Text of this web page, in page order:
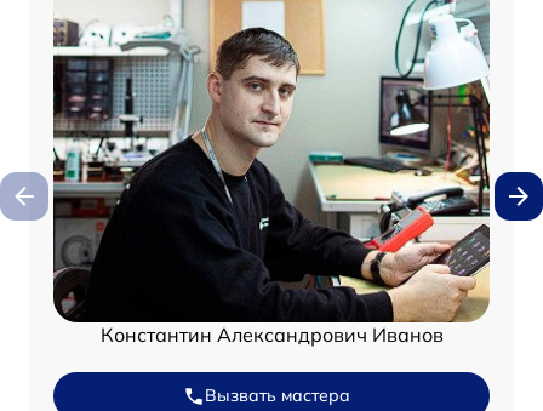
Константин Александрович Иванов
Вызвать мастера